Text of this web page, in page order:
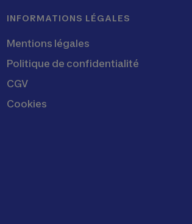
INFORMATIONS LÉGALES
Mentions légales
Politique de confidentialité
CGV
Cookies